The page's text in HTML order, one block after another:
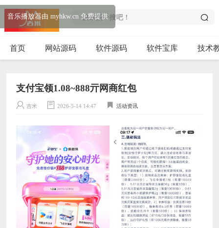
首页 网站源码 软件源码 软件宝库 技术
支付宝领1.08~888亓网商红包
吉米 2026-5-14 14:47 活动资讯
音乐播放器由 myhkw.cn 免费提供